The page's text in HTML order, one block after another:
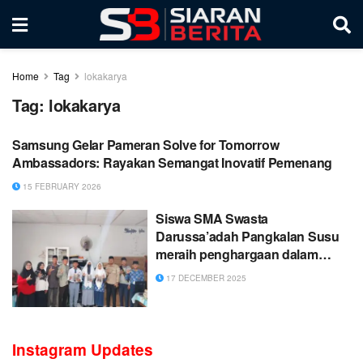
Home Tag lokakarya
Tag: lokakarya
Samsung Gelar Pameran Solve for Tomorrow
Ambassadors: Rayakan Semangat Inovatif Pemenang
15 FEBRUARY 2026
Siswa SMA Swasta
Darussa’adah Pangkalan Susu
meraih penghargaan dalam
kegiatan Lokakarya Penulisan
17 DECEMBER 2025
Instagram Updates